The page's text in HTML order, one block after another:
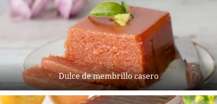
Dulce de membrillo casero